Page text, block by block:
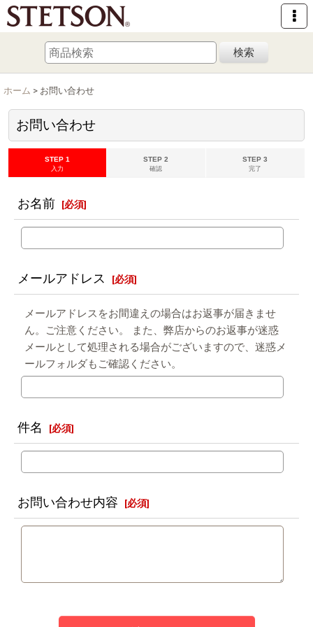
検索
ホーム > お問い合わせ
お問い合わせ
STEP 1
入力
STEP 2
確認
STEP 3
完了
お名前 [必須]
メールアドレス [必須]
メールアドレスをお間違えの場合はお返事が届きませ
ん。ご注意ください。 また、弊店からのお返事が迷惑
メールとして処理される場合がございますので、迷惑メ
ールフォルダもご確認ください。
件名 [必須]
お問い合わせ内容 [必須]